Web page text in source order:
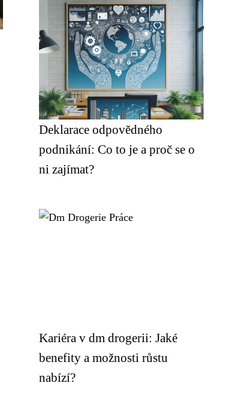
Deklarace odpovědného
podnikání: Co to je a proč se o
ni zajímat?
Kariéra v dm drogerii: Jaké
benefity a možnosti růstu
nabízí?